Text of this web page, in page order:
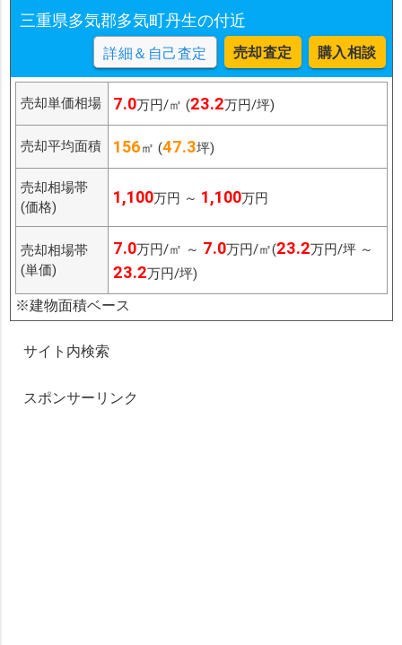
三重県多気郡多気町丹生の付近
詳細＆自己査定 売却査定 購入相談
売却単価相場 7.0万円/㎡ (23.2万円/坪)
売却平均面積 156㎡ (47.3坪)
売却相場帯
(価格)
1,100万円 ～ 1,100万円
売却相場帯
(単価)
7.0万円/㎡ ～ 7.0万円/㎡(23.2万円/坪 ～
23.2万円/坪)
※建物面積ベース
サイト内検索
スポンサーリンク